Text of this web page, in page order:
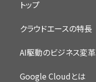
トップ
クラウドエースの特長
AI駆動のビジネス変革
Google Cloudとは